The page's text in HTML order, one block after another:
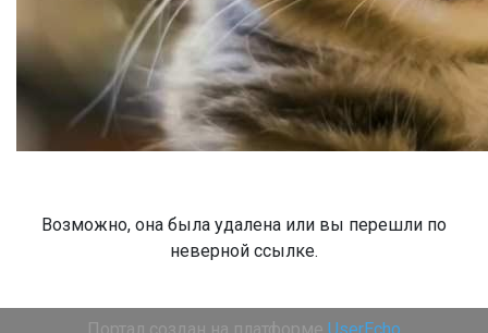
Возможно, она была удалена или вы перешли по
неверной ссылке.